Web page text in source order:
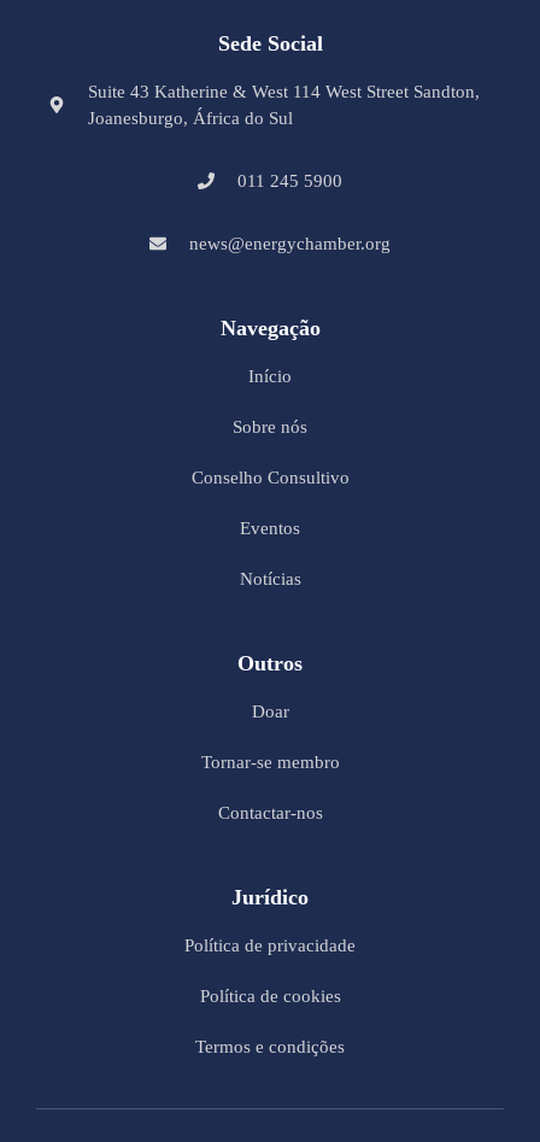
Sede Social
Suite 43 Katherine & West 114 West Street Sandton,
Joanesburgo, África do Sul
011 245 5900
news@energychamber.org
Navegação
Início
Sobre nós
Conselho Consultivo
Eventos
Notícias
Outros
Doar
Tornar-se membro
Contactar-nos
Jurídico
Política de privacidade
Política de cookies
Termos e condições